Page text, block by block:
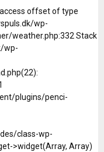
offset of type
wp-
weather.php:332 Stack
wp-
plugins/penci-
class-wp-
>widget(Array, Array)